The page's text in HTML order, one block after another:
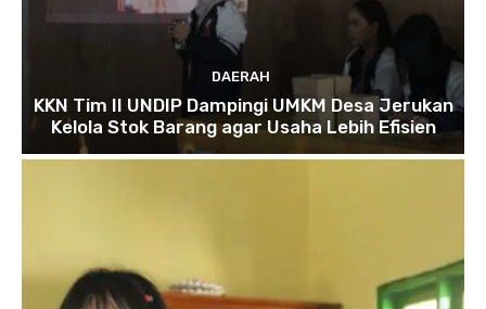
DAERAH
KKN Tim II UNDIP Dampingi UMKM Desa Jerukan
Kelola Stok Barang agar Usaha Lebih Efisien